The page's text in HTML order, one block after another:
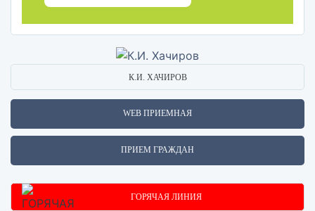
К.И. ХАЧИРОВ
WEB ПРИЕМНАЯ
ПРИЕМ ГРАЖДАН
ГОРЯЧАЯ ЛИНИЯ